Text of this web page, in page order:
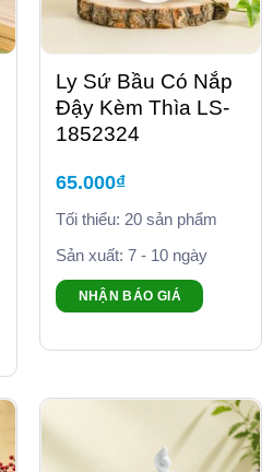
Ly Sứ Bầu Có Nắp
Đậy Kèm Thìa LS-
1852324
65.000₫
Tối thiểu: 20 sản phẩm
Sản xuất: 7 - 10 ngày
NHẬN BÁO GIÁ